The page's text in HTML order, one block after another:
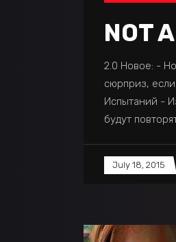
NOT
2.0 Новое: -
сюрприз,
Испытаний -
будут
July 18, 2015